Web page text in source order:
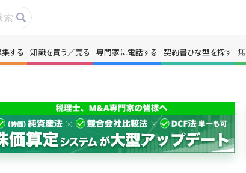
う／売る 契約書ひな型を探
に電話する 無料で株価を算定
する 知識を買う／売る 専門家に電話する 契約書ひな型を探す